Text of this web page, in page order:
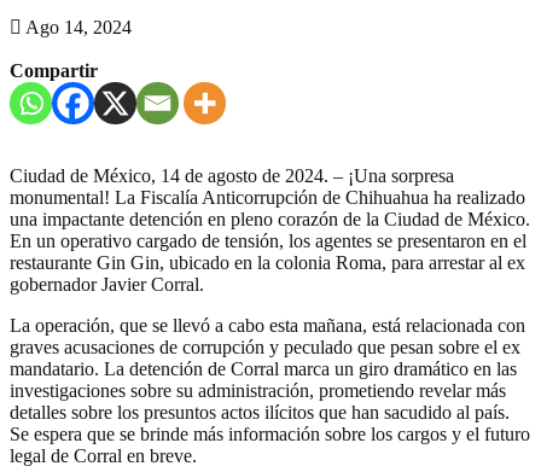
Ago 14, 2024
Compartir
Ciudad de México, 14 de agosto de 2024. – ¡Una sorpresa
monumental! La Fiscalía Anticorrupción de Chihuahua ha realizado
una impactante detención en pleno corazón de la Ciudad de México.
En un operativo cargado de tensión, los agentes se presentaron en el
restaurante Gin Gin, ubicado en la colonia Roma, para arrestar al ex
gobernador Javier Corral.
La operación, que se llevó a cabo esta mañana, está relacionada con
graves acusaciones de corrupción y peculado que pesan sobre el ex
mandatario. La detención de Corral marca un giro dramático en las
investigaciones sobre su administración, prometiendo revelar más
detalles sobre los presuntos actos ilícitos que han sacudido al país.
Se espera que se brinde más información sobre los cargos y el futuro
legal de Corral en breve.